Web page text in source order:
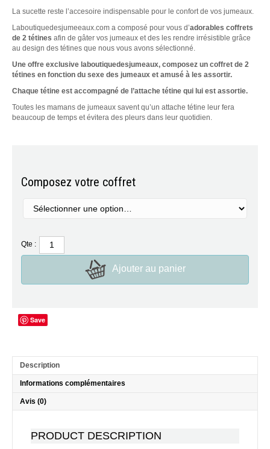
La sucette reste l’accesoire indispensable pour le confort de vos jumeaux.
Laboutiquedesjumeeaux.com a composé pour vous d’adorables coffrets
de 2 tétines afin de gâter vos jumeaux et des les rendre irrésistible grâce
au design des tétines que nous vous avons sélectionné.
Une offre exclusive laboutiquedesjumeaux, composez un coffret de 2
tétines en fonction du sexe des jumeaux et amusé à les assortir.
Chaque tétine est accompagné de l’attache tétine qui lui est assortie.
Toutes les mamans de jumeaux savent qu’un attache tétine leur fera
beaucoup de temps et évitera des pleurs dans leur quotidien.
Composez votre coffret
Qte :
Ajouter au panier
Save
Description
Informations complémentaires
Avis (0)
PRODUCT DESCRIPTION